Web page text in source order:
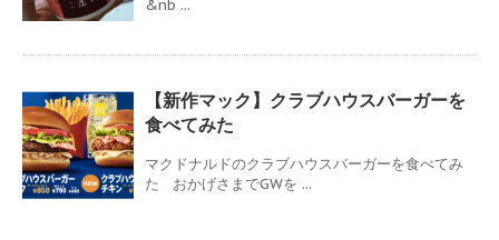
&nb ...
【新作マック】クラブハウスバーガーを
食べてみた
マクドナルドのクラブハウスバーガーを食べてみ
た おかげさまでGWを ...